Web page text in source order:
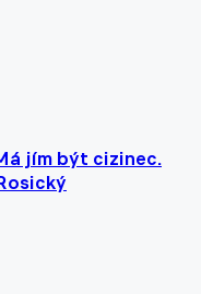
jím být cizinec.